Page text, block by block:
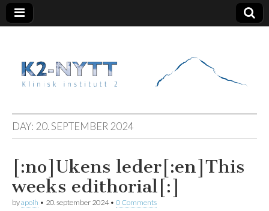
K2 Nytt
DAY: 20. SEPTEMBER 2024
[:no]Ukens leder[:en]This
weeks edithorial[:]
byapoih • 20. september 2024• 0 Comments